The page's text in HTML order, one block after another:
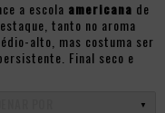
a escola americana de
tanto no aroma
alto, mas costuma ser
Final seco e